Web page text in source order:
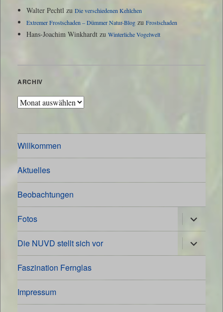
Walter Pechtlzu Die verschiedenen Kehlchen
Extremer Frostschaden – Dümmer Natur-Blogzu Frostschaden
Hans-Joachim Winkhardtzu Winterliche Vogelwelt
ARCHIV
Archiv
Willkommen
Aktuelles
Beobachtungen
Fotos
öffnen
Die NUVD stellt sich vor
öffnen
Faszination Fernglas
Impressum